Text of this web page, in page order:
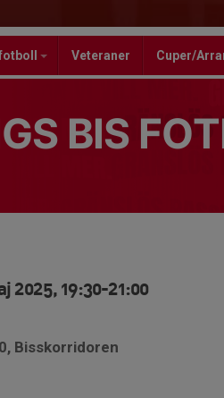
Veteraner Cuper/
BIS
2025, 19:30-21:00
Bisskorridoren